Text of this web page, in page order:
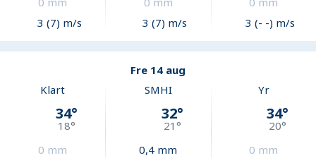
3 (7) m/s
3 (7) m/s
3 (- -) m/s
Fre 14 aug
Klart
34°
18°
0 mm
SMHI
32°
21 °
0,4 mm
Yr
34°
20°
0 mm